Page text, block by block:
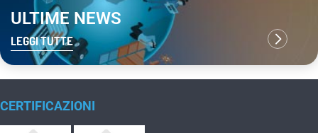
ULTIME NEWS
LEGGI TUTTE
CERTIFICAZIONI